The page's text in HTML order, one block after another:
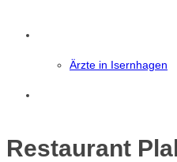
Ärzte in Isernhagen
Restaurant